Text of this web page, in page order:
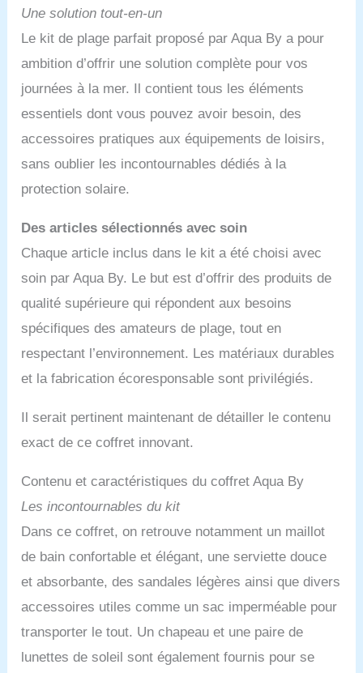
Une solution tout-en-un
Le kit de plage parfait proposé par Aqua By a pour
ambition d’offrir une solution complète pour vos
journées à la mer. Il contient tous les éléments
essentiels dont vous pouvez avoir besoin, des
accessoires pratiques aux équipements de loisirs,
sans oublier les incontournables dédiés à la
protection solaire.
Des articles sélectionnés avec soin
Chaque article inclus dans le kit a été choisi avec
soin par Aqua By. Le but est d’offrir des produits de
qualité supérieure qui répondent aux besoins
spécifiques des amateurs de plage, tout en
respectant l’environnement. Les matériaux durables
et la fabrication écoresponsable sont privilégiés.
Il serait pertinent maintenant de détailler le contenu
exact de ce coffret innovant.
Contenu et caractéristiques du coffret Aqua By
Les incontournables du kit
Dans ce coffret, on retrouve notamment un maillot
de bain confortable et élégant, une serviette douce
et absorbante, des sandales légères ainsi que divers
accessoires utiles comme un sac imperméable pour
transporter le tout. Un chapeau et une paire de
lunettes de soleil sont également fournis pour se